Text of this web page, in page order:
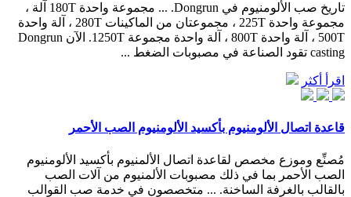
تاريخ صب الألومنيوم في Dongrun. ... مجموعة واحدة 180T آلة ،
مجموعة واحدة 225T ، مجموعتان من الماكينات 280T ، آلة واحدة
500T ، آلة واحدة 800T ، آلة واحدة مجموعة 1250T. الآن Dongrun
casting تقود الصناعة في مصبوبات الضغط ...
اقرأ أكثر
قاعدة اتصال الألومنيوم بأكسيد الألومنيوم الصب الأحمر
مُصنِّع وموزع مخصص لقاعدة اتصال الألمنيوم بأكسيد الألومنيوم
الصب الأحمر بما في ذلك مصبوبات الألمنيوم من آلات الصب
بالقالب بالغرفة الساخنة. ... متخصصون في خدمة صب القوالب